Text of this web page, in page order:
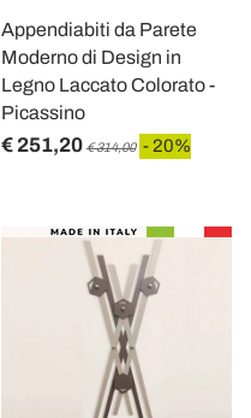
Appendiabiti da Parete
Moderno di Design in
Legno Laccato Colorato -
Picassino
€ 251,20 € 314,00 - 20%